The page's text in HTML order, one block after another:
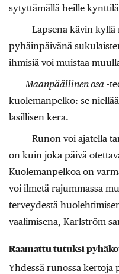
sytyttämällä heille
– Lapsena kävin
pyhäinpäivänä
ihmisiä voi muistaa
Maanpäällinen osa -
kuolemanpelko: se
lasillisen kera.
– Runon voi ajatella
on kuin joka päivä
Kuolemanpelkoa on
voi ilmetä rajummassa
terveydestä
vaalimisena, Karlström
Raamattu tutuksi
Yhdessä runossa kertoja